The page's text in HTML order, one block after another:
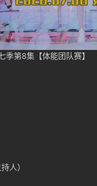
第8集【体能团队赛】
人）